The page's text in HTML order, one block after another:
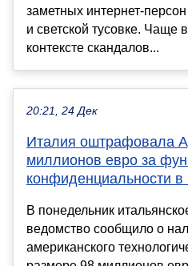
заметных интернет-
и светской тусовке. Чаще
контексте скандалов...
20:21, 24 Дек
Италия оштрафовала
миллионов евро за
конфиденциальности
В понедельник
ведомство сообщило о
американского